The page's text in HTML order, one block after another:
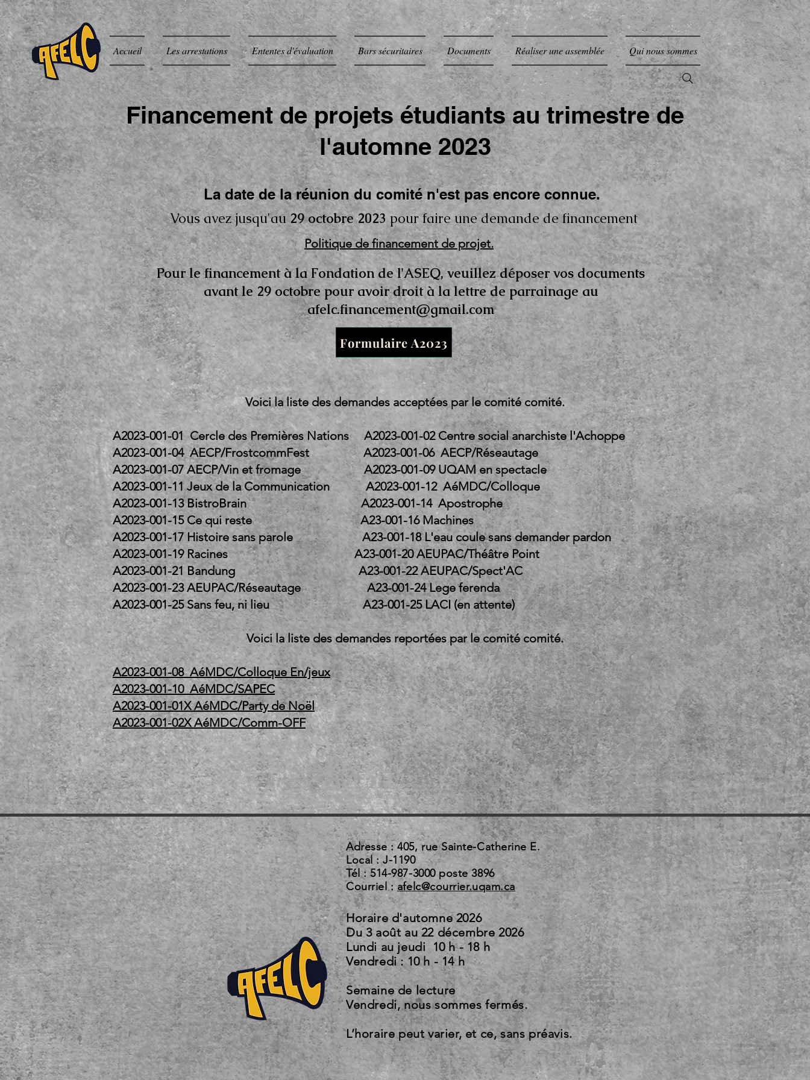
Accueil Les arrestations Ententes d'évaluation Bars sécuritaires Documents Réaliser une assemblée Qui nous sommes
Financement de projets étudiants au trimestre de
l'automne 2023
La date de la réunion du comité n'est pas encore connue.
Vous avez jusqu'au29 octobre 2023pour faire une demande de financement
Politique de financement de projet.
Pour le financement à la Fondation de l'ASEQ, veuillez déposer vos documents
avant le 29 octobre pour avoir droit à la lettre de parrainage au
afelc.financement@gmail.com
Formulaire A2023
Voici la liste des demandes acceptées par le comité comité.
A2023-001-01 Cercle des Premières Nations A2023-001-02 Centre social anarchiste l'Achoppe
A2023-001-04 AECP/FrostcommFest A2023-001-06 AECP/Réseautage
A2023-001-07 AECP/Vin et fromageA2023-001-09 UQAM en spectacle
A2023-001-11 Jeux de la Communication A2023-001-12 AéMDC/Colloque
A2023-001-13 BistroBrain A2023-001-14 Apostrophe
A2023-001-15 Ce qui reste A23-001-16 Machines
A2023-001-17 Histoire sans parole A23-001-18 L'eau coule sans demander pardon
A2023-001-19 Racines A23-001-20 AEUPAC/Théâtre Point
A2023-001-21 Bandung A23-001-22 AEUPAC/Spect'AC
A2023-001-23 AEUPAC/Réseautage A23-001-24 Lege ferenda
A2023-001-25 Sans feu, ni lieu A23-001-25 LACI (en attente)
Voici la liste des demandes reportées par le comité comité.
A2023-001-08 AéMDC/Colloque En/jeux
A2023-001-10 AéMDC/SAPEC
A2023-001-01X AéMDC/Party de Noël
A2023-001-02X AéMDC/Comm-OFF
Adresse : 405, rue Sainte-Catherine E.
Local : J-1190
Tél : 514-987-3000 poste 3896
Courriel :afelc@courrier.uqam.ca
Horaire d'automne 2026
Du 3 août au 22 décembre 2026
Lundi au jeudi 10 h - 18 h
Vendredi : 10 h - 14 h
Semaine de lecture
Vendredi, nous sommes fermés.
L’horaire peut varier, et ce, sans préavis.